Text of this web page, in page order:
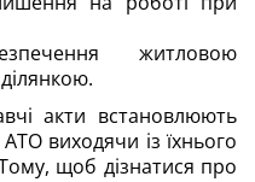
житловою
акти встановлюють
виходячи із їхнього
щоб дізнатися про